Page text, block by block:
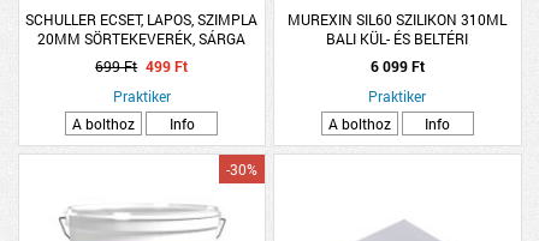
SCHULLER ECSET, LAPOS, SZIMPLA
20MM SÖRTEKEVERÉK, SÁRGA
MŰANYAGNYELŰ
699 Ft 499 Ft
Praktiker
A bolthoz
Info
MUREXIN SIL60 SZILIKON 310ML
BALI KÜL- ÉS BELTÉRI
6 099 Ft
Praktiker
A bolthoz
Info
-30%